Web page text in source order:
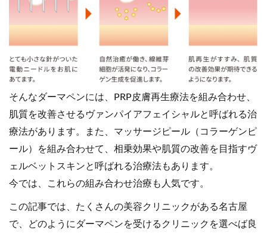
そんなダーマペンには、PRP皮膚再生療法を組み合わせ、
肌質を改善させるヴァンパイアフェイシャルと呼ばれる治
療法があります。また、マッサージピール（コラーゲンピ
ール）を組み合わせて、相乗効果や肌質の改善を目指すヴ
ェルベットスキンと呼ばれる治療法もあります。
今では、これらの組み合わせ治療も人気です。
この記事では、たくさんの美容クリニックがある名古屋
で、どのようにダーマペンを受けるクリニックを選べば良